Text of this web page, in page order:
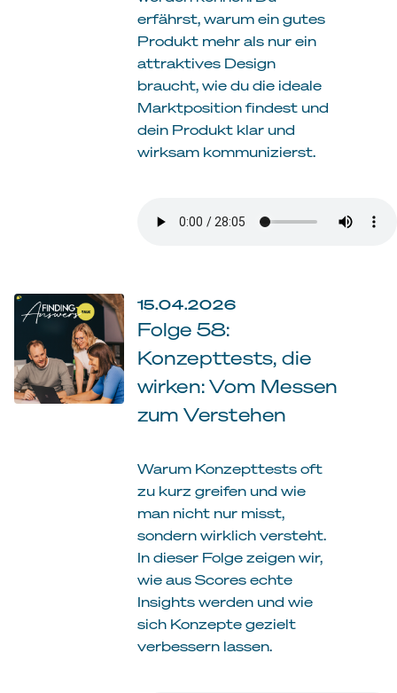
erfährst, warum ein gutes
Produkt mehr als nur ein
attraktives Design
braucht, wie du die ideale
Marktposition findest und
dein Produkt klar und
wirksam kommunizierst.
15.04.2026
Folge 58:
Konzepttests, die
wirken: Vom Messen
zum Verstehen
Warum Konzepttests oft
zu kurz greifen und wie
man nicht nur misst,
sondern wirklich versteht.
In dieser Folge zeigen wir,
wie aus Scores echte
Insights werden und wie
sich Konzepte gezielt
verbessern lassen.